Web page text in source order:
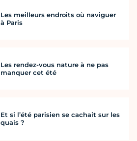
Les meilleurs endroits où naviguer
à Paris
Les rendez-vous nature à ne pas
manquer cet été
Et si l’été parisien se cachait sur les
quais ?